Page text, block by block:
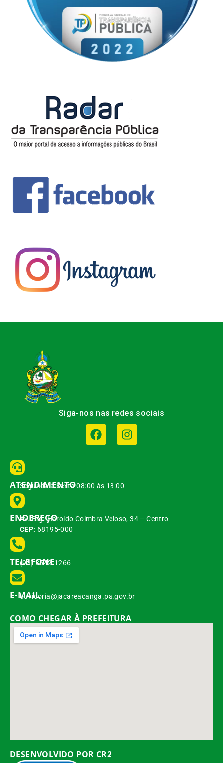
Siga-nos nas redes sociais
ATENDIMENTO
Segunda à Sexta 08:00 às 18:00
ENDEREÇO
Av. Brg. Haroldo Coimbra Veloso, 34 – Centro
CEP: 68195-000
TELEFONE
(93) 3542-1266
E-MAIL
ouvidoria@jacareacanga.pa.gov.br
COMO CHEGAR À PREFEITURA
DESENVOLVIDO POR CR2